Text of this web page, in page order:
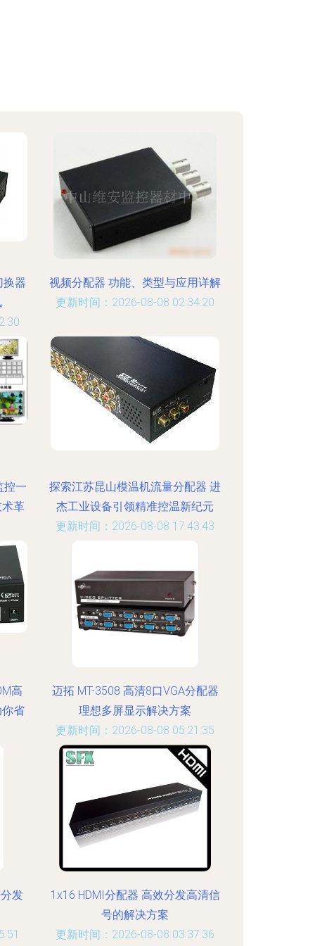
换器
视频分配器 功能、类型与应用详解
更新时间：2026-08-08 02:34:20
控一
革
探索江苏昆山模温机流量分配器 进
杰工业设备引领精准控温新纪元
更新时间：2026-08-08 17:43:43
高
省
迈拓 MT-3508 高清8口VGA分配器
理想多屏显示解决方案
更新时间：2026-08-08 05:21:35
发
1x16 HDMI分配器 高效分发高清信
号的解决方案
更新时间：2026-08-08 03:37:36